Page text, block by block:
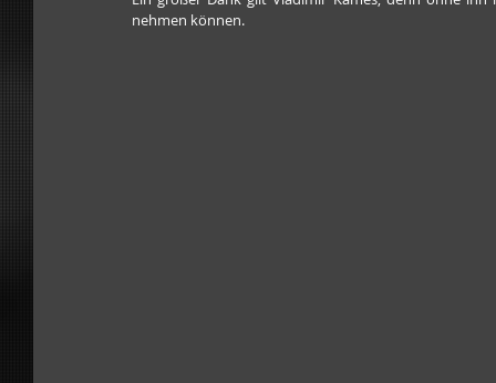
nehmen können.